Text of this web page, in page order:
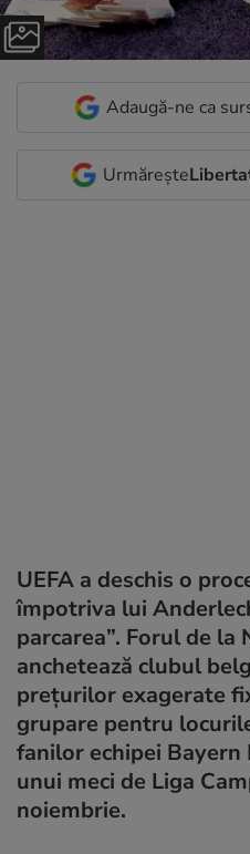
Adaugă-ne ca
Urmărește
UEFA a deschis o
împotriva lui
parcarea”. Forul de la
anchetează clubul
preţurilor exagerate
grupare pentru
fanilor echipei Bayern
unui meci de Liga
noiembrie.